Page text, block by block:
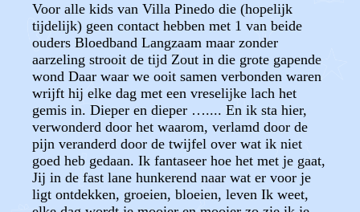
Voor alle kids van Villa Pinedo die (hopelijk
tijdelijk) geen contact hebben met 1 van beide
ouders Bloedband Langzaam maar zonder
aarzeling strooit de tijd Zout in die grote gapende
wond Daar waar we ooit samen verbonden waren
wrijft hij elke dag met een vreselijke lach het
gemis in. Dieper en dieper ….... En ik sta hier,
verwonderd door het waarom, verlamd door de
pijn veranderd door de twijfel over wat ik niet
goed heb gedaan. Ik fantaseer hoe het met je gaat,
Jij in de fast lane hunkerend naar wat er voor je
ligt ontdekken, groeien, bloeien, leven Ik weet,